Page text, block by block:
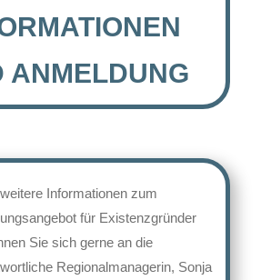
ANMELDUNG
Informationen zum
für Existenzgründer
Sie sich gerne an die
Regionalmanagerin, Sonja